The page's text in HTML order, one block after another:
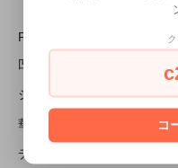
POINT
凹凸のあるリンクル加工が
シンプルながらもこなれ感
華奢なストラップで抜け感
デコルテ、バストを綺麗に
コ